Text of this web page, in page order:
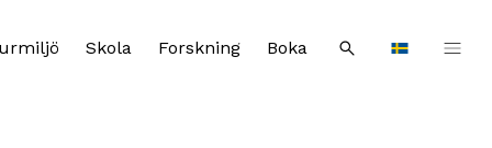
Languages
Skola Forskning Boka Sök